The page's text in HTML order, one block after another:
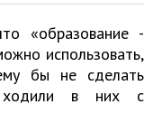
«образование -
использовать,
бы не сделать
ходили в них с